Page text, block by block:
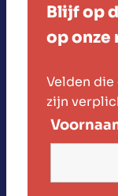
Blijf op
op onze
Velden die
zijn